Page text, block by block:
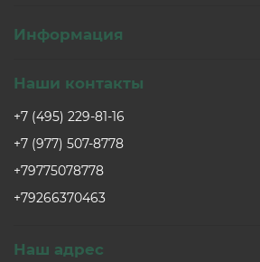
Информация
Наши контакты
+7 (495) 229-81-16
+7 (977) 507-8778
+79775078778
+79266370463
Наш адрес